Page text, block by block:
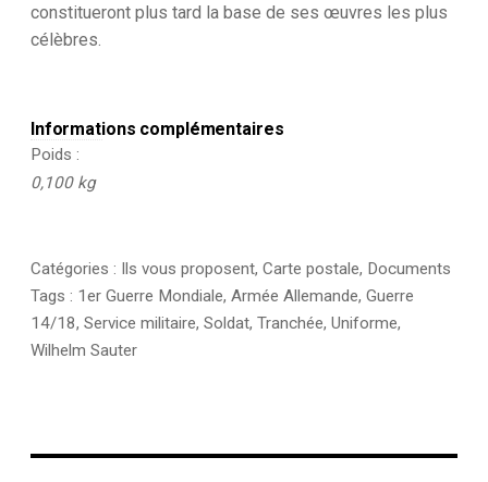
constitueront plus tard la base de ses œuvres les plus
célèbres.
Informations complémentaires
Poids
0,100 kg
Catégories : Ils vous proposent, Carte postale, Documents
Tags : 1er Guerre Mondiale, Armée Allemande, Guerre
14/18, Service militaire, Soldat, Tranchée, Uniforme,
Wilhelm Sauter